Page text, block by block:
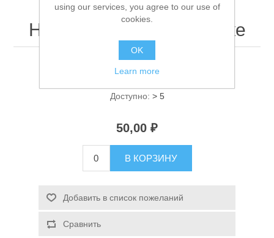
Аксессуары для лодок
Набор крючков в коробке
Набор крючков в коробке
Доступно: > 5
50,00 ₽
В КОРЗИНУ
Добавить в список пожеланий
Сравнить
using our services, you agree to our use of
cookies.
OK
Learn more